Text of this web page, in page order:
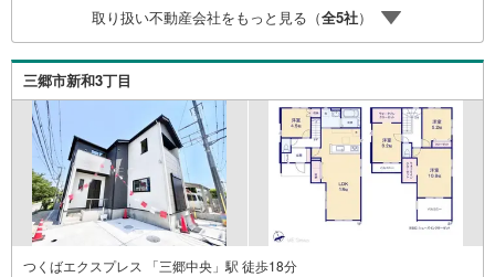
ーベッド完備3.他にもファミリーに優しい『あったら良い
な』がここにある！ミルク用浄水サーバー、紙おむつ、ア
メニティ、大型個室2部屋、各ブースモニター等
取り扱い不動産会社をもっと見る（全5社）
三郷市新和3丁目
つくばエクスプレス 「三郷中央」駅 徒歩18分